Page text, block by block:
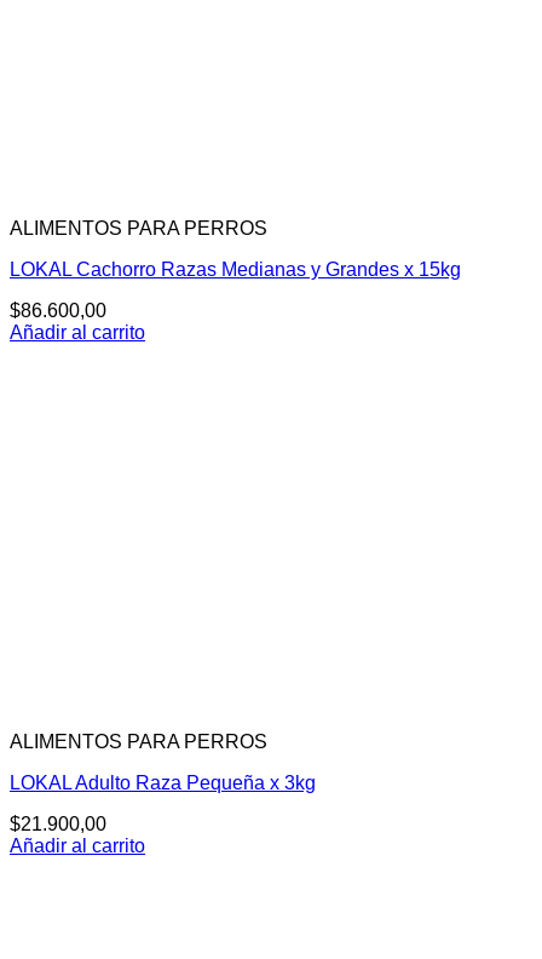
ALIMENTOS PARA PERROS
LOKAL Cachorro Razas Medianas y Grandes x 15kg
$86.600,00
Añadir al carrito
ALIMENTOS PARA PERROS
LOKAL Adulto Raza Pequeña x 3kg
$21.900,00
Añadir al carrito